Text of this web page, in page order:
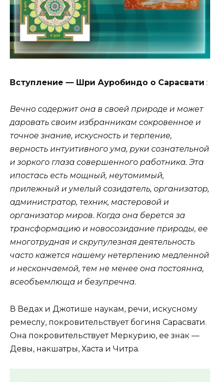
Вступление — Шри Ауробиндо о Сарасвати :
Вечно содержит она в своей природе и может
даровать своим избранникам сокровенное и
точное знание, искусность и терпение,
верность интуитивного ума, руки сознательной
и зоркого глаза совершенного работника. Эта
ипостась есть мощный, неутомимый,
прилежный и умелый созидатель, организатор,
администратор, техник, мастеровой и
организатор миров. Когда она берется за
трансформацию и новосозидание природы, ее
многотрудная и скрупулезная деятельность
часто кажется нашему нетерпению медленной
и нескончаемой, тем не менее она постоянна,
всеобъемлюща и безупречна.
В Ведах и Джотише наукам, речи, искусному
ремеслу, покровительствует богиня Сарасвати.
Она покровительствует Меркурию, ее знак —
Девы, накшатры, Хаста и Читра.